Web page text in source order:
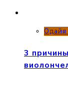
Одайя
3